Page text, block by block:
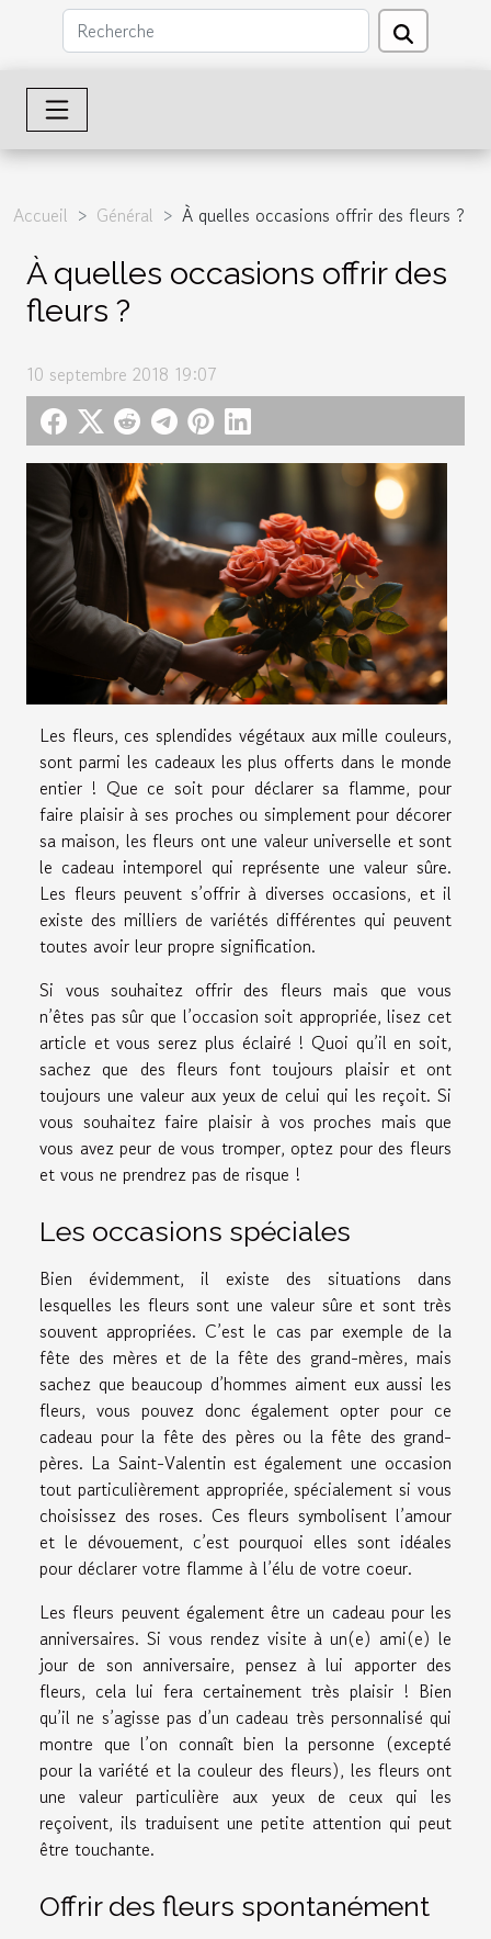
Accueil Général À quelles occasions offrir des fleurs ?
À quelles occasions offrir des
fleurs ?
10 septembre 2018 19:07
Les fleurs, ces splendides végétaux aux mille couleurs,
sont parmi les cadeaux les plus offerts dans le monde
entier ! Que ce soit pour déclarer sa flamme, pour
faire plaisir à ses proches ou simplement pour décorer
sa maison, les fleurs ont une valeur universelle et sont
le cadeau intemporel qui représente une valeur sûre.
Les fleurs peuvent s’offrir à diverses occasions, et il
existe des milliers de variétés différentes qui peuvent
toutes avoir leur propre signification.
Si vous souhaitez offrir des fleurs mais que vous
n’êtes pas sûr que l’occasion soit appropriée, lisez cet
article et vous serez plus éclairé ! Quoi qu’il en soit,
sachez que des fleurs font toujours plaisir et ont
toujours une valeur aux yeux de celui qui les reçoit. Si
vous souhaitez faire plaisir à vos proches mais que
vous avez peur de vous tromper, optez pour des fleurs
et vous ne prendrez pas de risque !
Les occasions spéciales
Bien évidemment, il existe des situations dans
lesquelles les fleurs sont une valeur sûre et sont très
souvent appropriées. C’est le cas par exemple de la
fête des mères et de la fête des grand-mères, mais
sachez que beaucoup d’hommes aiment eux aussi les
fleurs, vous pouvez donc également opter pour ce
cadeau pour la fête des pères ou la fête des grand-
pères. La Saint-Valentin est également une occasion
tout particulièrement appropriée, spécialement si vous
choisissez des roses. Ces fleurs symbolisent l’amour
et le dévouement, c’est pourquoi elles sont idéales
pour déclarer votre flamme à l’élu de votre coeur.
Les fleurs peuvent également être un cadeau pour les
anniversaires. Si vous rendez visite à un(e) ami(e) le
jour de son anniversaire, pensez à lui apporter des
fleurs, cela lui fera certainement très plaisir ! Bien
qu’il ne s’agisse pas d’un cadeau très personnalisé qui
montre que l’on connaît bien la personne (excepté
pour la variété et la couleur des fleurs), les fleurs ont
une valeur particulière aux yeux de ceux qui les
reçoivent, ils traduisent une petite attention qui peut
être touchante.
Offrir des fleurs spontanément